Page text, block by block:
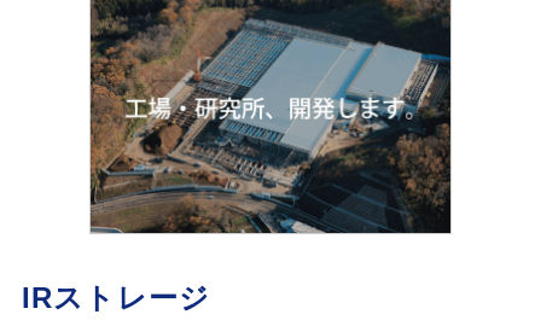
IRストレージ